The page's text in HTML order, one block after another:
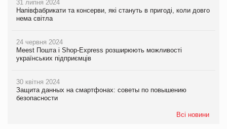
31 липня 2024
Напівфабрикати та консерви, які стануть в пригоді, коли довго
нема світла
24 червня 2024
Meest Пошта і Shop-Express розширюють можливості
українських підприємців
30 квітня 2024
Защита данных на смартфонах: советы по повышению
безопасности
Всі новини